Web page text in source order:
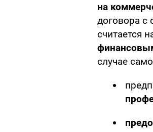
на
договора с
считается
случае